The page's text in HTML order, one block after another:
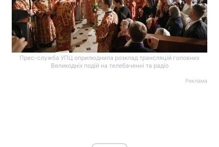
Прес-служба УПЦ оприлюднила розклад трансляцій головних
Великодніх подій на телебаченні та радіо
Реклама